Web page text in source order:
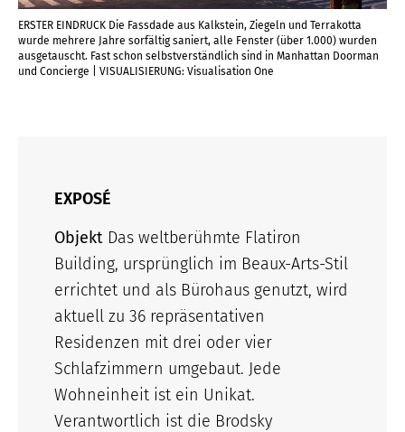
ERSTER EINDRUCK Die Fassdade aus Kalkstein, Ziegeln und Terrakotta
wurde mehrere Jahre sorfältig saniert, alle Fenster (über 1.000) wurden
ausgetauscht. Fast schon selbstverständlich sind in Manhattan Doorman
und Concierge | VISUALISIERUNG: Visualisation One
EXPOSÉ
Objekt Das weltberühmte Flatiron
Building, ursprünglich im Beaux-Arts-Stil
errichtet und als Bürohaus genutzt, wird
aktuell zu 36 repräsentativen
Residenzen mit drei oder vier
Schlafzimmern umgebaut. Jede
Wohneinheit ist ein Unikat.
Verantwortlich ist die Brodsky